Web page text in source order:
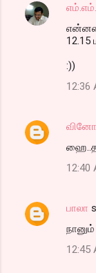
12.15
:))
12:36
12:40
பாலா
12:45